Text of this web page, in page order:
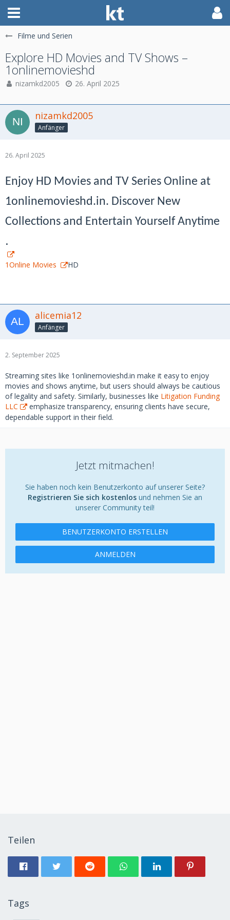
Filme und Serien
Explore HD Movies and TV Shows –
1onlinemovieshd
nizamkd2005 26. April 2025
nizamkd2005
Anfänger
26. April 2025
Enjoy HD Movies and TV Series Online at
1onlinemovieshd.in. Discover New
Collections and Entertain Yourself Anytime
.
1Online Movies HD
alicemia12
Anfänger
2. September 2025
Streaming sites like 1onlinemovieshd.in make it easy to enjoy
movies and shows anytime, but users should always be cautious
of legality and safety. Similarly, businesses like Litigation Funding
LLC
emphasize transparency, ensuring clients have secure,
dependable support in their field.
Jetzt mitmachen!
Sie haben noch kein Benutzerkonto auf unserer Seite?
Registrieren Sie sich kostenlos und nehmen Sie an
unserer Community teil!
BENUTZERKONTO ERSTELLEN
ANMELDEN
Teilen
Tags